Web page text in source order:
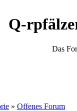
Q-
Das
» Offenes Forum